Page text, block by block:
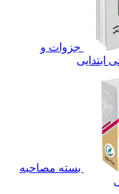
جزوات و
ابتدایی
بسته مصاحبه